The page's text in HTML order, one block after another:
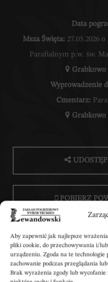
Aby zapewnić jak najlepsze
pliki cookie, do przechowywania i/
urządzeniu. Zgoda na te
zachowanie podczas przeglądania
Brak wyrażenia zgody lub wycofanie
Data
Msza Święta:27.05.2026 o
Parafialnym p.w. św.
Grabkowo
Wyprowadzenie
Cmentarz:
Grabkowo
POBIERZ
Wpisz